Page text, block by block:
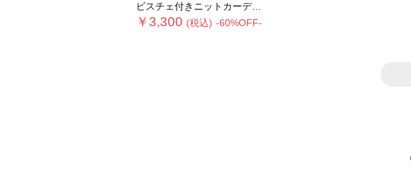
ビスチェ付きニットカーディガン
￥3,300 (税込) -60%OFF-